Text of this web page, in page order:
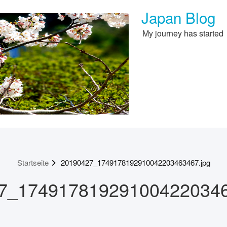
Japan Blog
My journey has started
Startseite 20190427_1749178192910042203463467.jpg